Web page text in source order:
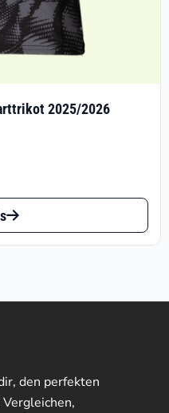
2025/2026
den perfekten